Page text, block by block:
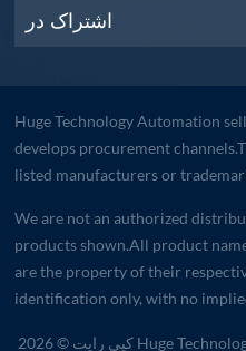
اشتراک در
Huge Technology Automation
develops procurement
listed manufacturers or
We are not an authorized
products shown.All product
are the property of their
identification only, with no
کپی رایت © 2026 Huge Technology Automation Co.,Ltd تمامی حقوق